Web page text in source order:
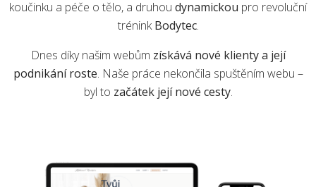
koučinku a péče o tělo, a druhou dynamickou pro revoluční
tréninkBodytec.
Dnes díky našim webům získává nové klienty a její
podnikání roste. Naše práce nekončila spuštěním webu –
byl to začátek její nové cesty.